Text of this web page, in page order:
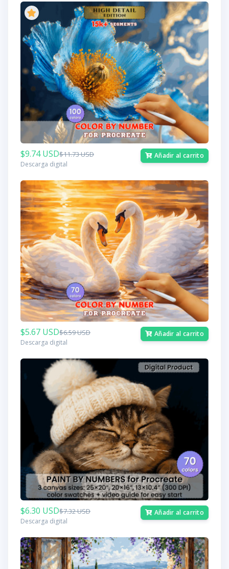
$9.74 USD$11.73 USD
Descarga digital
Añadir al carrito
$5.67 USD$6.59 USD
Descarga digital
Añadir al carrito
$6.30 USD$7.32 USD
Descarga digital
Añadir al carrito